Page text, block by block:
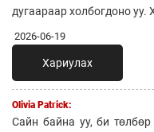
дугаараар холбогдоно уу.
2026-06-19
Хариулах
Olivia Patrick:
Сайн байна уу, би